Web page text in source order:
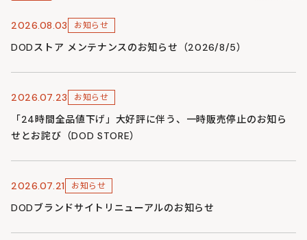
2026.08.03 お知らせ
DODストア メンテナンスのお知らせ（2026/8/5）
2026.07.23 お知らせ
「24時間全品値下げ」大好評に伴う、一時販売停止のお知ら
せとお詫び（DOD STORE）
2026.07.21 お知らせ
DODブランドサイトリニューアルのお知らせ